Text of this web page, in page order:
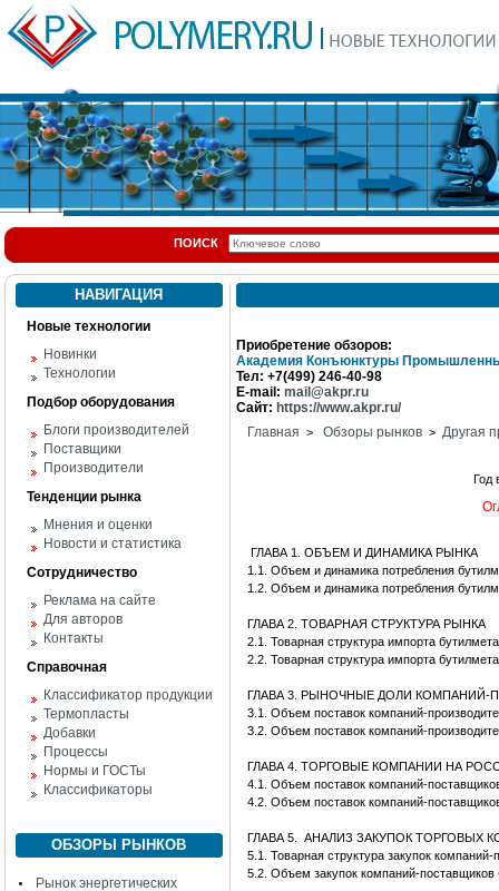
ПОИСК
НАВИГАЦИЯ
Новые технологии
Новинки
Технологии
Подбор оборудования
Блоги производителей
Поставщики
Производители
Тенденции рынка
Мнения и оценки
Новости и статистика
Сотрудничество
Реклама на сайте
Для авторов
Контакты
Справочная
Классификатор продукции
Термопласты
Добавки
Процессы
Нормы и ГОСТы
Классификаторы
ОБЗОРЫ РЫНКОВ
Рынок энергетических
Приобретение обзоров:
Академия Конъюнктуры
Тел: +7(499) 246-40-98
E-mail: mail@akpr.ru
Сайт: https://www.akpr.ru/
Главная > Обзоры рынков > Другая
Год
ГЛАВА 1. ОБЪЕМ И ДИНАМИКА РЫНКА
1.1. Объем и динамика потребления
1.2. Объем и динамика потребления
ГЛАВА 2. ТОВАРНАЯ СТРУКТУРА РЫНКА
2.1. Товарная структура импорта
2.2. Товарная структура импорта
ГЛАВА 3. РЫНОЧНЫЕ ДОЛИ КОМПАНИЙ-
3.1. Объем поставок компаний-
3.2. Объем поставок компаний-
ГЛАВА 4. ТОРГОВЫЕ КОМПАНИИ НА
4.1. Объем поставок компаний-
4.2. Объем поставок компаний-
ГЛАВА 5. АНАЛИЗ ЗАКУПОК ТОРГОВЫХ
5.1. Товарная структура закупок
5.2. Объем закупок компаний-поставщиков